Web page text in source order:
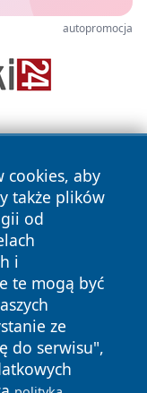
autopromocja
cookies, aby
także plików
od
i
te mogą być
ze
do serwisu",
prawa
Polityka
Cookies